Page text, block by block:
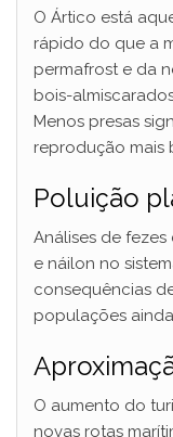
O Ártico está
rápido do que a
permafrost e da
bois-
Menos presas
reprodução mais
Poluição
Análises de
e náilon no
consequências
populações
O aumento do
novas rotas